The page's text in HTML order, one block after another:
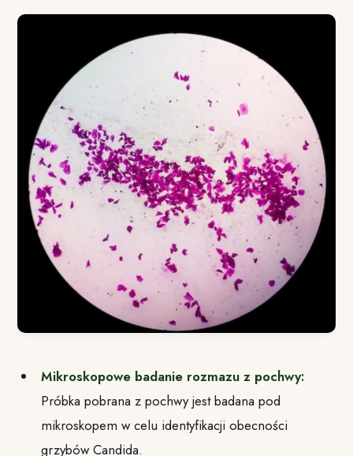
Mikroskopowe badanie rozmazu z pochwy:
Próbka pobrana z pochwy jest badana pod
mikroskopem w celu identyfikacji obecności
grzybów Candida.